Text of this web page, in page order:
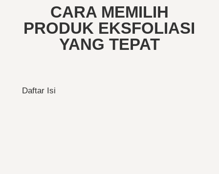
CARA MEMILIH
PRODUK EKSFOLIASI
YANG TEPAT
Daftar Isi